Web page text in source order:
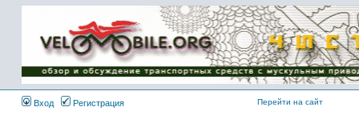
Имя пользователя:
Пароль:
{ LOG_ME_IN_SHORT
}
Вход
Регистрация Перейти на сайт